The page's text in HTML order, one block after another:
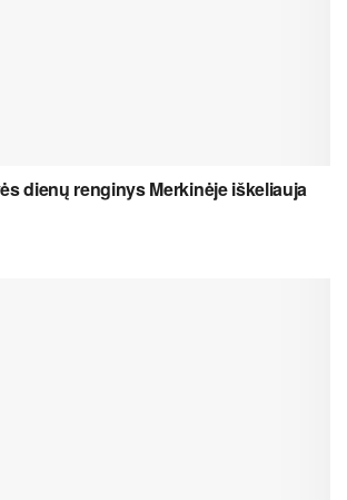
dienų renginys Merkinėje iškeliauja